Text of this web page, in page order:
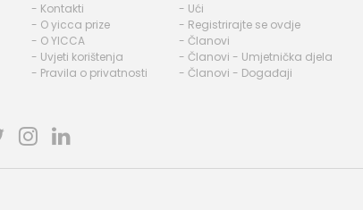
- Kontakti
- O yicca prize
- O YICCA
- Uvjeti korištenja
- Pravila o privatnosti
- Ući
- Registrirajte se ovdje
- Članovi
- Članovi - Umjetnička djela
- Članovi - Događaji